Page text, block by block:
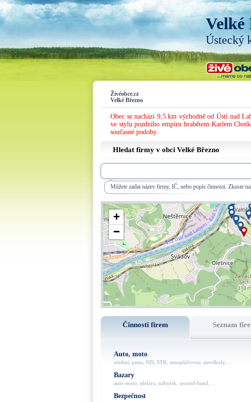
Velké
Ústecký
Živéobce.cz
Velké Březno
Obec se nachází 9,5 km východně od Ústí nad
ve stylu pozdního empíru hrabětem Karlem
současné podoby.
Hledat firmy v obci Velké Březno
Můžete zadat název firmy, IČ, nebo popis činnosti. Zkuste
+
−
Činnosti firem Seznam
Auto, moto
osobní, pneu, ND, STK, autopůjčovny, autoškoly, ...
Bazary
auto-moto, elektro, nábytek, second-hand, ...
Bezpečnost